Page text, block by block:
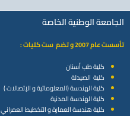
الجامعة الوطنية الخاصة
تأسست عام 2007 و تضم ست كليات :
كلية طب أسنان
كلية الصيدلة
كلية الهندسة (المعلوماتية و الإتصالات )
كلية الهندسة المدنية
كلية هندسة العمارة و التخطيط العمراني